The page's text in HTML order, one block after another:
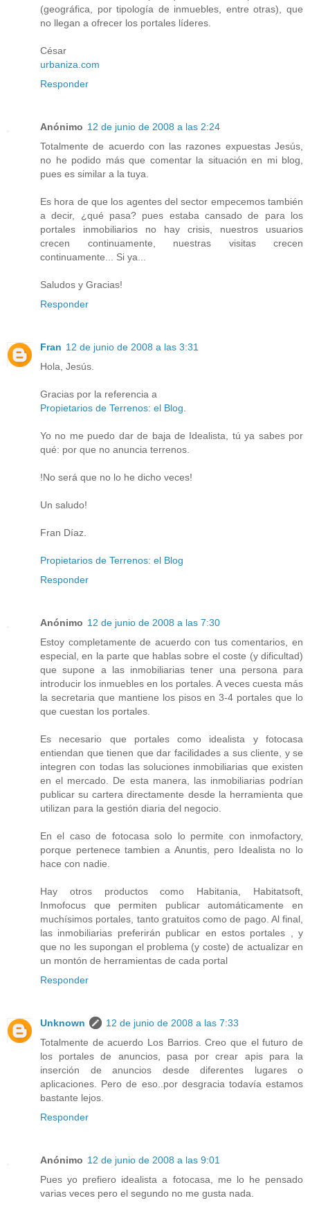
(geográfica, por tipología de inmuebles, entre otras), que
no llegan a ofrecer los portales líderes.
César
urbaniza.com
Responder
Anónimo 12 de junio de 2008 a las 2:24
Totalmente de acuerdo con las razones expuestas Jesús,
no he podido más que comentar la situación en mi blog,
pues es similar a la tuya.
Es hora de que los agentes del sector empecemos también
a decir, ¿qué pasa? pues estaba cansado de para los
portales inmobiliarios no hay crisis, nuestros usuarios
crecen continuamente, nuestras visitas crecen
continuamente... Si ya...
Saludos y Gracias!
Responder
Fran 12 de junio de 2008 a las 3:31
Hola, Jesús.
Gracias por la referencia a
Propietarios de Terrenos: el Blog
Yo no me puedo dar de baja de Idealista, tú ya sabes por
qué: por que no anuncia terrenos.
!No será que no lo he dicho veces!
Un saludo!
Fran Díaz.
Propietarios de Terrenos: el Blog
Responder
Anónimo 12 de junio de 2008 a las 7:30
Estoy completamente de acuerdo con tus comentarios, en
especial, en la parte que hablas sobre el coste (y dificultad)
que supone a las inmobiliarias tener una persona para
introducir los inmuebles en los portales. A veces cuesta más
la secretaria que mantiene los pisos en 3-4 portales que lo
que cuestan los portales.
Es necesario que portales como idealista y fotocasa
entiendan que tienen que dar facilidades a sus cliente, y se
integren con todas las soluciones inmobiliarias que existen
en el mercado. De esta manera, las inmobiliarias podrían
publicar su cartera directamente desde la herramienta que
utilizan para la gestión diaria del negocio.
En el caso de fotocasa solo lo permite con inmofactory,
porque pertenece tambien a Anuntis, pero Idealista no lo
hace con nadie.
Hay otros productos como Habitania, Habitatsoft,
Inmofocus que permiten publicar automáticamente en
muchísimos portales, tanto gratuitos como de pago. Al final,
las inmobiliarias preferirán publicar en estos portales , y
que no les supongan el problema (y coste) de actualizar en
un montón de herramientas de cada portal
Responder
Unknown
12 de junio de 2008 a las 7:33
Totalmente de acuerdo Los Barrios. Creo que el futuro de
los portales de anuncios, pasa por crear apis para la
inserción de anuncios desde diferentes lugares o
aplicaciones. Pero de eso..por desgracia todavía estamos
bastante lejos.
Responder
Anónimo 12 de junio de 2008 a las 9:01
Pues yo prefiero idealista a fotocasa, me lo he pensado
varias veces pero el segundo no me gusta nada.